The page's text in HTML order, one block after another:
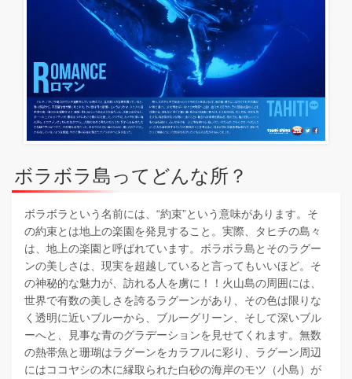
ボラボラ島ってどんな所？
ボラボラという名前には、“約束”という意味があります。そ
の約束とは地上の楽園を発見すること。実際、タヒチの島々
は、地上の楽園と呼ばれています。ボラボラ島とそのラグー
ンの美しさは、現実を超越していると言ってもいいほど。そ
の神秘的な魅力が、訪れる人を虜に！！火山島の周囲には、
世界で有数の美しさを誇るラグーンがあり、その色は限りな
く透明に近いブルーから、ブルーグリーン、そして深いブル
ーへと、見事な青のグラデーションを見せてくれます。無数
の熱帯魚と珊瑚はラグーンをカラフルに彩り、ラグーン周辺
にはココヤシの木に縁取られた白砂の海岸のモツ（小島）が